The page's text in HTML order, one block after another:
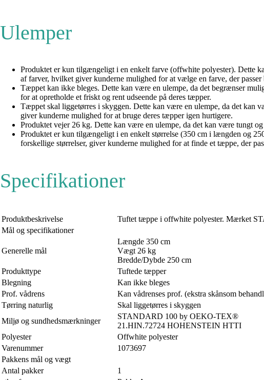
Ulemper
Produktet er kun tilgængeligt i en enkelt farve (offwhite polyester). Dette
af farver, hvilket giver kunderne mulighed for at vælge en farve, der passer
Tæppet kan ikke bleges. Dette kan være en ulempe, da det begrænser
for at opretholde et friskt og rent udseende på deres tæpper.
Tæppet skal liggetørres i skyggen. Dette kan være en ulempe, da det kan
giver kunderne mulighed for at bruge deres tæpper igen hurtigere.
Produktet vejer 26 kg. Dette kan være en ulempe, da det kan være tungt
Produktet er kun tilgængeligt i en enkelt størrelse (350 cm i længden og
forskellige størrelser, giver kunderne mulighed for at finde et tæppe, der
Specifikationer
Produktbeskrivelse
Tuftet tæppe i offwhite polyester. Mærket
Mål og specifikationer
Generelle mål
Længde 350 cm
Vægt 26 kg
Bredde/Dybde 250 cm
Produkttype
Tuftede tæpper
Blegning
Kan ikke bleges
Prof. vådrens
Kan vådrenses prof. (ekstra skånsom
Tørring naturlig
Skal liggetørres i skyggen
Miljø og sundhedsmærkninger
STANDARD 100 by OEKO-TEX®
21.HIN.72724 HOHENSTEIN HTTI
Polyester
Offwhite polyester
Varenummer
1073697
Pakkens mål og vægt
Antal pakker
1